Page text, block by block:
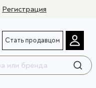
Регистрация
Стать продавцом